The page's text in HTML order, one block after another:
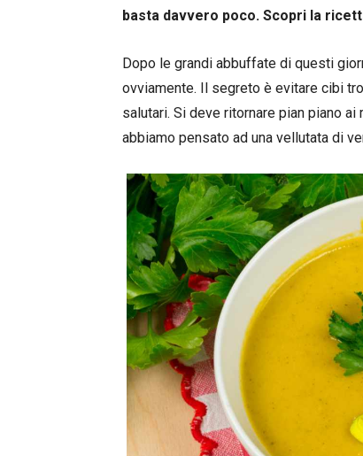
basta davvero poco. Scopri la
Dopo le grandi abbuffate di questi
ovviamente. Il segreto è evitare cibi
salutari. Si deve ritornare pian piano
abbiamo pensato ad una vellutata di